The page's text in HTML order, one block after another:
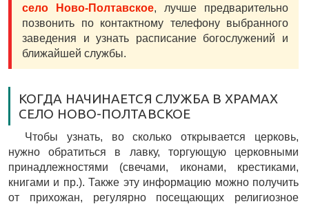
село Ново-Полтавское, лучше предварительно
позвонить по контактному телефону выбранного
заведения и узнать расписание богослужений и
ближайшей службы.
КОГДА НАЧИНАЕТСЯ СЛУЖБА В ХРАМАХ
СЕЛО НОВО-ПОЛТАВСКОЕ
Чтобы узнать, во сколько открывается церковь,
нужно обратиться в лавку, торгующую церковными
принадлежностями (свечами, иконами, крестиками,
книгами и пр.). Также эту информацию можно получить
от прихожан, регулярно посещающих религиозное